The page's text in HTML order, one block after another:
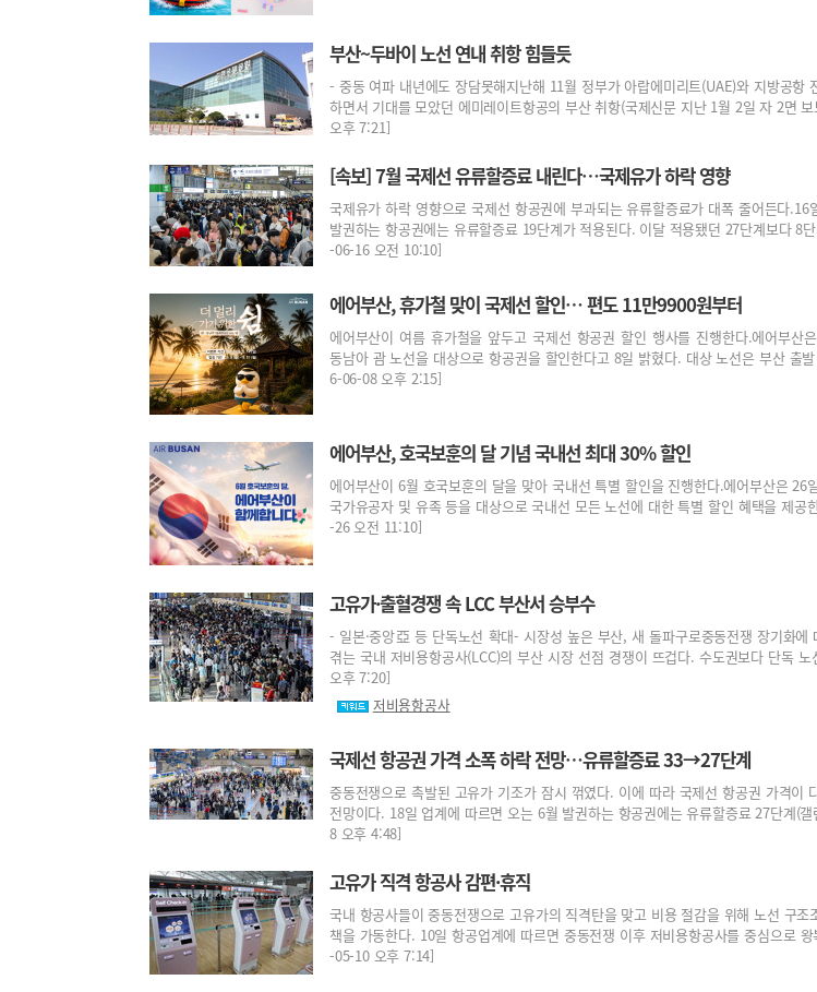
부산~두바이 노선 연내 취항 힘들듯
- 중동 여파 내년에도 장담못해지난해 11월 정부가 아랍에미리트(UAE)와 지방공항
하면서 기대를 모았던 에미레이트항공의 부산 취항(국제신문 지난 1월 2일 자 2
오후 7:21]
[속보] 7월 국제선 유류할증료 내린다…국제유가 하락 영향
국제유가 하락 영향으로 국제선 항공권에 부과되는 유류할증료가 대폭 줄어든다.16
발권하는 항공권에는 유류할증료 19단계가 적용된다. 이달 적용됐던 27단계보다
-06-16 오전 10:10]
에어부산, 휴가철 맞이 국제선 할인… 편도 11만9900원부터
에어부산이 여름 휴가철을 앞두고 국제선 항공권 할인 행사를 진행한다.에어부산
동남아 괌 노선을 대상으로 항공권을 할인한다고 8일 밝혔다. 대상 노선은 부산
6-06-08 오후 2:15]
에어부산, 호국보훈의 달 기념 국내선 최대 30% 할인
에어부산이 6월 호국보훈의 달을 맞아 국내선 특별 할인을 진행한다.에어부산은 26
국가유공자 및 유족 등을 대상으로 국내선 모든 노선에 대한 특별 할인 혜택을 제
-26 오전 11:10]
고유가·출혈경쟁 속 LCC 부산서 승부수
- 일본·중앙亞 등 단독노선 확대- 시장성 높은 부산, 새 돌파구로중동전쟁 장기화에
겪는 국내 저비용항공사(LCC)의 부산 시장 선점 경쟁이 뜨겁다. 수도권보다 단
오후 7:20]
저비용항공사
국제선 항공권 가격 소폭 하락 전망…유류할증료 33→27단계
중동전쟁으로 촉발된 고유가 기조가 잠시 꺾였다. 이에 따라 국제선 항공권 가격이
전망이다. 18일 업계에 따르면 오는 6월 발권하는 항공권에는 유류할증료 27단
8 오후 4:48]
고유가 직격 항공사 감편·휴직
국내 항공사들이 중동전쟁으로 고유가의 직격탄을 맞고 비용 절감을 위해 노선 구조
책을 가동한다. 10일 항공업계에 따르면 중동전쟁 이후 저비용항공사를 중심으
-05-10 오후 7:14]